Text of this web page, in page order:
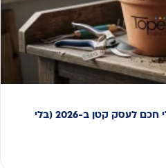
איך לבנות תקציב שיווק דיגיטלי חכם לעסק קטן ב-2026 (בלי